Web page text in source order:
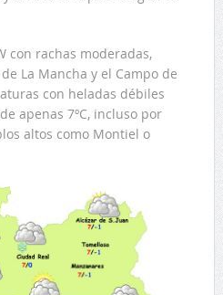
con rachas moderadas,
La Mancha y el Campo de
con heladas débiles
apenas 7ºC, incluso por
altos como Montiel o